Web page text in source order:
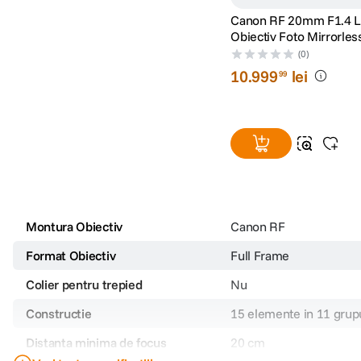
Canon RF 20mm F1.4
Obiectiv Foto
RF
(0)
10.99999 lei
Montura Obiectiv Canon RF
Format Obiectiv
Full Frame
Colier pentru trepied
Nu
Constructie
15 elemente in 11
Distanta minima de focus
20 cm